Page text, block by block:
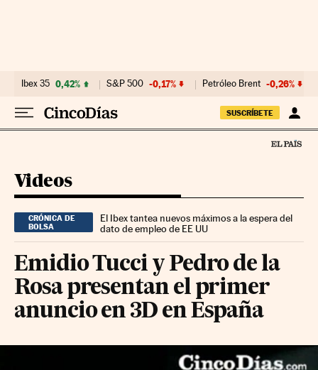
Ibex 35 0,42% S&P 500 -0,17% Petróleo Brent -0,26%
SUSCRÍBETE
Videos
CRÓNICA DE
BOLSA
El Ibex tantea nuevos máximos a la espera del
dato de empleo de EE UU
Emidio Tucci y Pedro de la
Rosa presentan el primer
anuncio en 3D en España